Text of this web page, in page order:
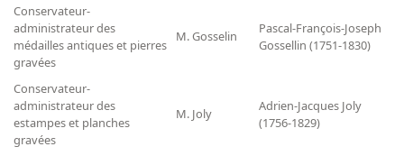
Conservateur-
administrateur des
médailles antiques et pierres
gravées
M. Gosselin
Pascal-François-Joseph
Gossellin (1751-1830)
Conservateur-
administrateur des
estampes et planches
gravées
M. Joly
Adrien-Jacques Joly
(1756-1829)